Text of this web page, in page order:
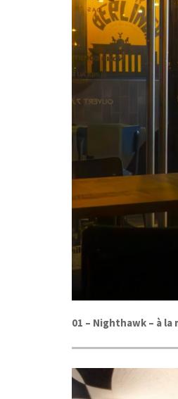
01 – Nighthawk – à la